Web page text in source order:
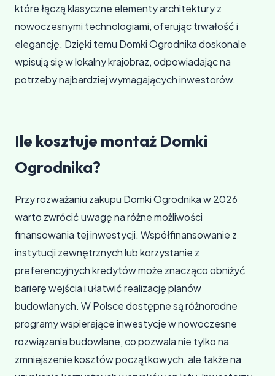
które łączą klasyczne elementy architektury z
nowoczesnymi technologiami, oferując trwałość i
elegancję. Dzięki temu Domki Ogrodnika doskonale
wpisują się w lokalny krajobraz, odpowiadając na
potrzeby najbardziej wymagających inwestorów.
Ile kosztuje montaż Domki
Ogrodnika?
Przy rozważaniu zakupu Domki Ogrodnika w 2026
warto zwrócić uwagę na różne możliwości
finansowania tej inwestycji. Współfinansowanie z
instytucji zewnętrznych lub korzystanie z
preferencyjnych kredytów może znacząco obniżyć
barierę wejścia i ułatwić realizację planów
budowlanych. W Polsce dostępne są różnorodne
programy wspierające inwestycje w nowoczesne
rozwiązania budowlane, co pozwala nie tylko na
zmniejszenie kosztów początkowych, ale także na